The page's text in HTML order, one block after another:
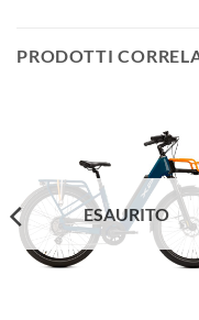
PRODOTTI
ESAURITO